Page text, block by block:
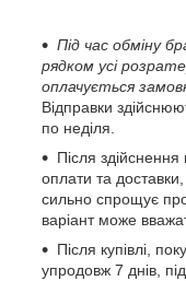
Під час обміну
рядком усі
оплачується
Відправки
по неділя.
Після
оплати та
сильно спрощує
варіант може
Після купівлі,
упродовж 7 днів,